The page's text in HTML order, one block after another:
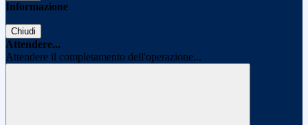
Informazione
Chiudi
Attendere...
Attendere il completamento dell'operazione...